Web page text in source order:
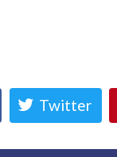
Twitter